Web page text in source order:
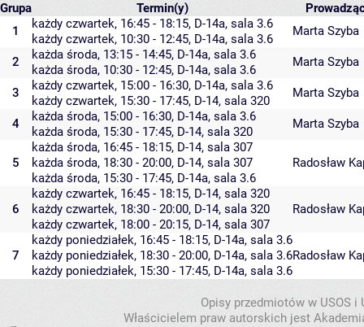
Grupa
Termin(y)
1
każdy czwartek, 16:45 - 18:15, D-14a, sala 3.6
każdy czwartek, 10:30 - 12:45, D-14a, sala 3.6
Marta Szyba
2 każda środa, 13:15 - 14:45, D-14a, sala 3.6
każda środa, 10:30 - 12:45, D-14a, sala 3.6
Marta Szyba
3 każdy czwartek, 15:00 - 16:30, D-14a, sala 3.6
każdy czwartek, 15:30 - 17:45, D-14, sala 320
Marta Szyba
4 każda środa, 15:00 - 16:30, D-14a, sala 3.6
każda środa, 15:30 - 17:45, D-14, sala 320
Marta Szyba
5
każda środa, 16:45 - 18:15, D-14, sala 307
każda środa, 18:30 - 20:00, D-14, sala 307
każda środa, 15:30 - 17:45, D-14a, sala 3.6
Radosław
6
każdy czwartek, 16:45 - 18:15, D-14, sala 320
każdy czwartek, 18:30 - 20:00, D-14, sala 320
każdy czwartek, 18:00 - 20:15, D-14, sala 307
Radosław
7
każdy poniedziałek, 16:45 - 18:15, D-14a, sala 3.6
każdy poniedziałek, 18:30 - 20:00, D-14a, sala 3.6
każdy poniedziałek, 15:30 - 17:45, D-14a, sala 3.6
Radosław
Opisy przedmiotów w USOS
Właścicielem praw autorskich jest